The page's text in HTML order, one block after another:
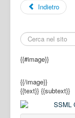
Indietro
{{#image}}
{{/image}}
{{text}} {{subtext}}